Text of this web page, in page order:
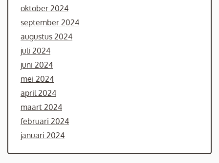
oktober 2024
september 2024
augustus 2024
juli 2024
juni 2024
mei 2024
april 2024
maart 2024
februari 2024
januari 2024